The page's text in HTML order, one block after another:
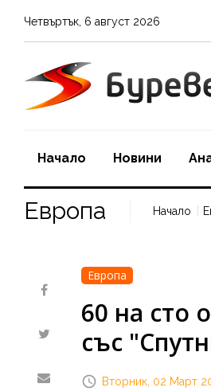
Четвъртък 6 август 2026
Начало Новини
Европа Начало
Европа
60 на сто
със
Вторник, 02 Март